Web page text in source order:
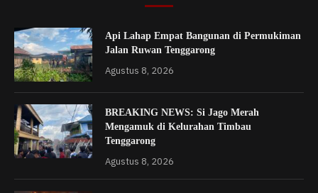
Api Lahap Empat Bangunan di Permukiman
Jalan Ruwan Tenggarong
Agustus 8, 2026
BREAKING NEWS: Si Jago Merah
Mengamuk di Kelurahan Timbau
Tenggarong
Agustus 8, 2026